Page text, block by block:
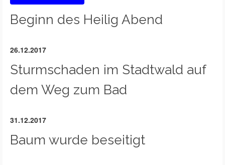
Beginn des Heilig Abend
26.12.2017
Sturmschaden im Stadtwald auf
dem Weg zum Bad
31.12.2017
Baum wurde beseitigt